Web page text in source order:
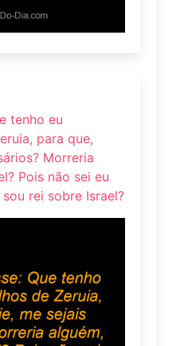
tenho eu
para que,
Morreria
Pois não sei eu
rei sobre Israel?